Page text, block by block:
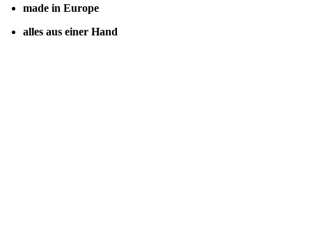
made in Europe
alles aus einer Hand